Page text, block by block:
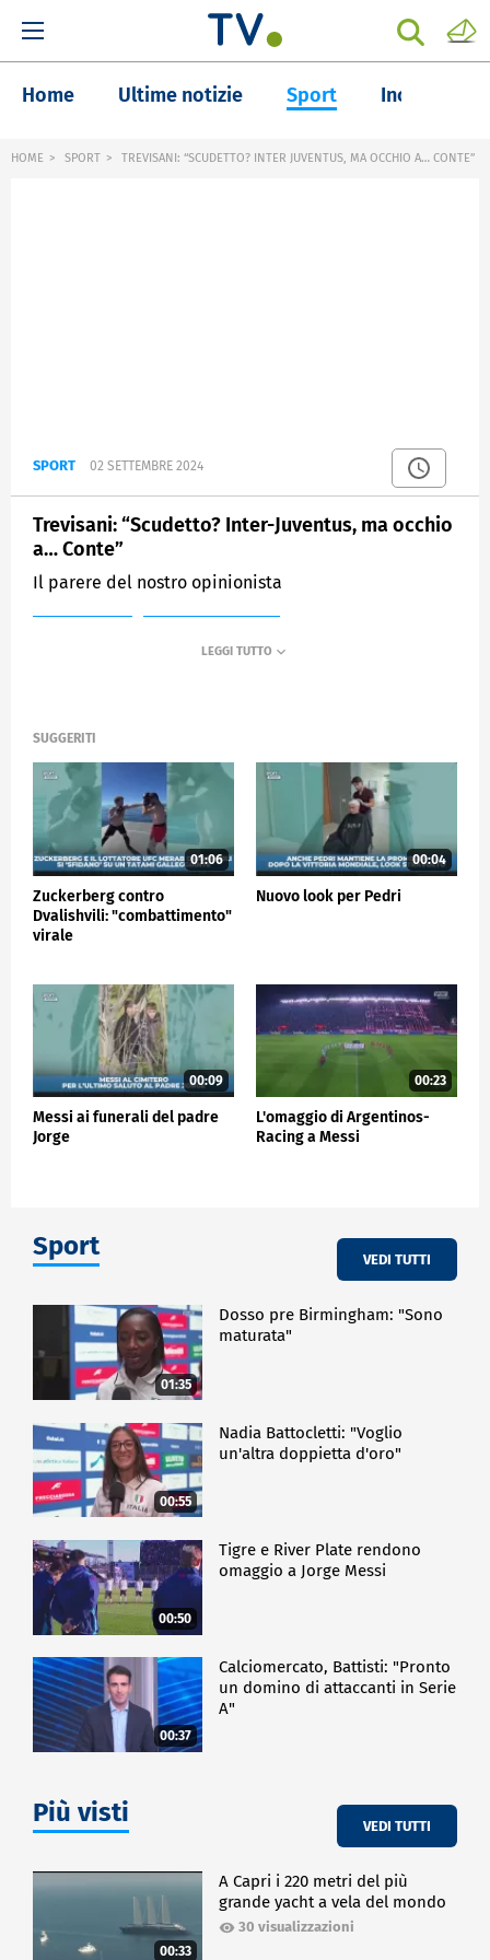
Home Ultime notizie Sport Inchieste
HOME SPORT TREVISANI: “SCUDETTO? INTER JUVENTUS, MA OCCHIO A… CONTE”
SPORT 02 SETTEMBRE 2024
Trevisani: “Scudetto? Inter-Juventus, ma occhio
a… Conte”
Il parere del nostro opinionista
SUGGERITI
01:06
Zuckerberg contro
Dvalishvili: "combattimento"
virale
00:04
Nuovo look per Pedri
00:09
Messi ai funerali del padre
Jorge
00:23
L'omaggio di Argentinos-
Racing a Messi
Sport VEDI TUTTI
01:35
Dosso pre Birmingham: "Sono
maturata"
00:55
Nadia Battocletti: "Voglio
un'altra doppietta d'oro"
00:50
Tigre e River Plate rendono
omaggio a Jorge Messi
00:37
Calciomercato, Battisti: "Pronto
un domino di attaccanti in Serie
A"
Più visti VEDI TUTTI
00:33
A Capri i 220 metri del più
grande yacht a vela del mondo
30 visualizzazioni